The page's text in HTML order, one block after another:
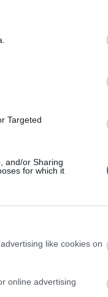
Targeted
and/or Sharing
for which it
like cookies on
online advertising
számára,
életét és
A
és
A
A
mint a